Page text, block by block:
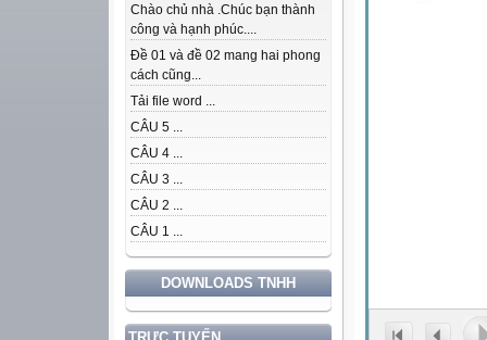
Chào chủ nhà .Chúc bạn thành
công và hạnh phúc....
Đề 01 và đề 02 mang hai phong
cách cũng...
Tải file word ...
CÂU 5 ...
CÂU 4 ...
CÂU 3 ...
CÂU 2 ...
CÂU 1 ...
DOWNLOADS TNHH